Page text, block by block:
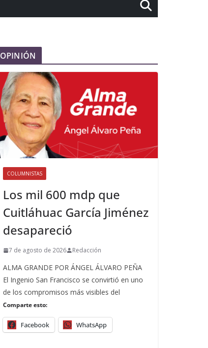
OPINIÓN
COLUMNISTAS
Los mil 600 mdp que
Cuitláhuac García Jiménez
desapareció
7 de agosto de 2026 Redacción
ALMA GRANDE POR ÁNGEL ÁLVARO PEÑA
El Ingenio San Francisco se convirtió en uno
de los compromisos más visibles del
Comparte esto:
Facebook WhatsApp